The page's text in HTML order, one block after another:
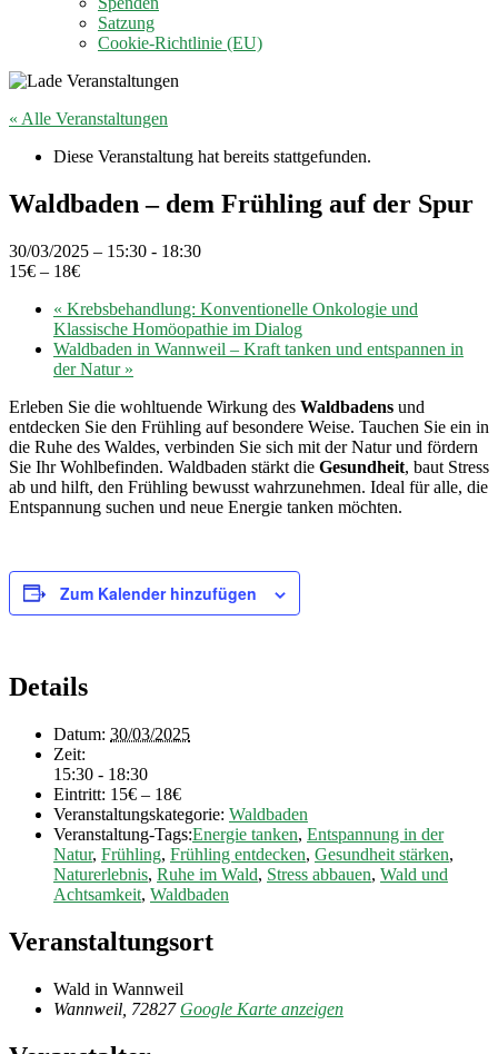
Satzung
Cookie-Richtlinie (EU)
« Alle Veranstaltungen
Diese Veranstaltung hat bereits stattgefunden.
Waldbaden – dem Frühling auf der Spur
30/03/2025 – 15:30 - 18:30
15€ – 18€
« Krebsbehandlung: Konventionelle Onkologie und
Klassische Homöopathie im Dialog
Waldbaden in Wannweil – Kraft tanken und entspannen in
der Natur »
Erleben Sie die wohltuende Wirkung des Waldbadens und
entdecken Sie den Frühling auf besondere Weise. Tauchen Sie ein in
die Ruhe des Waldes, verbinden Sie sich mit der Natur und fördern
Sie Ihr Wohlbefinden. Waldbaden stärkt die Gesundheit, baut Stress
ab und hilft, den Frühling bewusst wahrzunehmen. Ideal für alle, die
Entspannung suchen und neue Energie tanken möchten.
Zum Kalender hinzufügen
Details
Datum: 30/03/2025
Zeit:
15:30 - 18:30
Eintritt: 15€ – 18€
Veranstaltungskategorie: Waldbaden
Veranstaltung-Tags:Energie tanken, Entspannung in der
Natur, Frühling, Frühling entdecken, Gesundheit stärken,
Naturerlebnis, Ruhe im Wald, Stress abbauen, Wald und
Achtsamkeit, Waldbaden
Veranstaltungsort
Wald in Wannweil
Wannweil 72827 Google Karte anzeigen